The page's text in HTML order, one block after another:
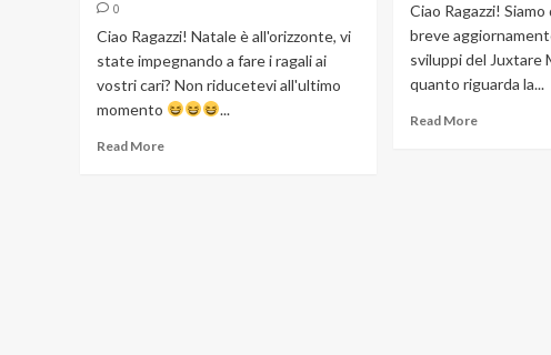
0
Ciao Ragazzi! Natale è all'orizzonte, vi
state impegnando a fare i ragali ai
vostri cari? Non riducetevi all'ultimo
momento
...
Read More
Ciao Ragazzi!
breve
sviluppi del Juxtare
quanto riguarda la...
Read More